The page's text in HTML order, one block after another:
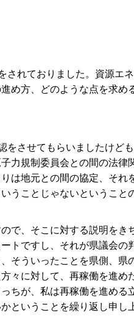
れておりました。資源エ
め方、どのような点を求め
させてもらいましたけど
力規制委員会との間の法律
は地元との間の協定、それ
うことじゃないということ
で、そこに対する説明をき
トですし、それが県議会の
そういったことを県側、県
々に対して、再稼働を進め
ちが、私は再稼働を進める
いうことを繰り返し申し